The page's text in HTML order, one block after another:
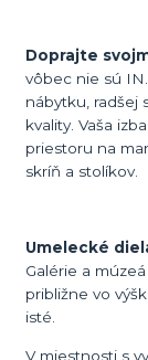
Doprajte
vôbec nie sú
nábytku, radšej
kvality. Vaša
priestoru na
skríň a stolíkov.
Umelecké
Galérie a
približne vo
isté.
V miestnosti s